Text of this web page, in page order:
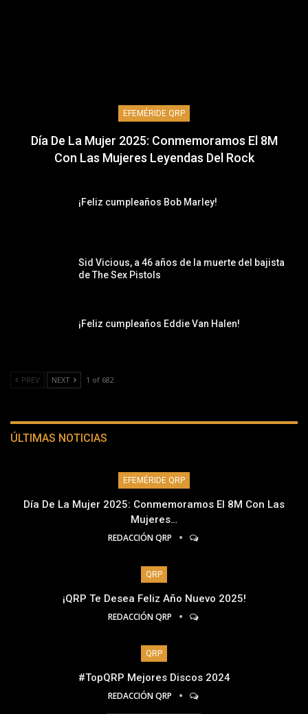
EFEMÉRIDE QRP
Día De La Mujer 2025: Conmemoramos El 8M
Con Las Mujeres Leyendas Del Rock
¡Feliz cumpleaños Bob Marley!
Sid Vicious, a 46 años de la muerte del bajista
de The Sex Pistols
¡Feliz cumpleaños Eddie Van Halen!
PREV NEXT 1 of 682
ÚLTIMAS NOTICIAS
EFEMÉRIDE QRP
Día De La Mujer 2025: Conmemoramos El 8M Con Las
Mujeres…
REDACCIÓN QRP
QRP
¡QRP Te Desea Feliz Año Nuevo 2025!
REDACCIÓN QRP
QRP
#TopQRP Mejores Discos 2024
REDACCIÓN QRP